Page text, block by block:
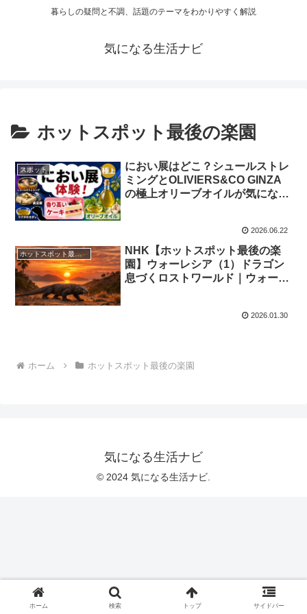
暮らしの疑問と不調、話題のテーマをわかりやすく解説
気になる生活ナビ
ホットスポット最後の楽園
スポット
におい展はどこ？シュールストレ
ミングとOLIVIERS&CO GINZA
の極上オリーブオイルが気になる
2026.06.22
ホットスポット最後の楽園
NHK【ホットスポット最後の楽
園】ウォーレシア（1）ドラゴン
息づくロストワールド｜ウォーレ
ケーションから見る島の進化生態
2026.01.30
ホーム ホットスポット最後の楽園
気になる生活ナビ
© 2024 気になる生活ナビ.
ホーム 検索 トップ サイドバー